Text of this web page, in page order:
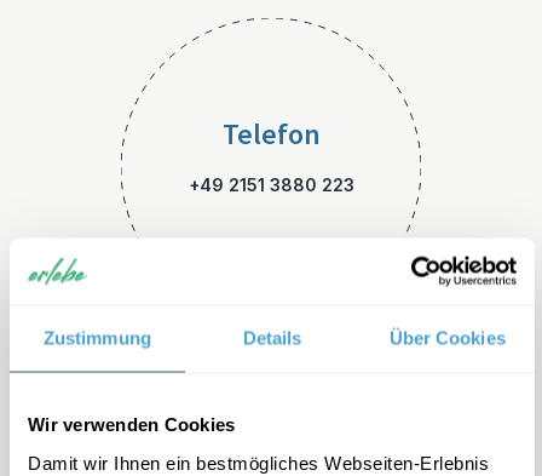
Zustimmung Details Über Cookies
Wir verwenden Cookies
Damit wir Ihnen ein bestmögliches Webseiten-Erlebnis
Telefon
+49 2151 3880 223
E-Mail
usa-familienreisen@erlebe.d